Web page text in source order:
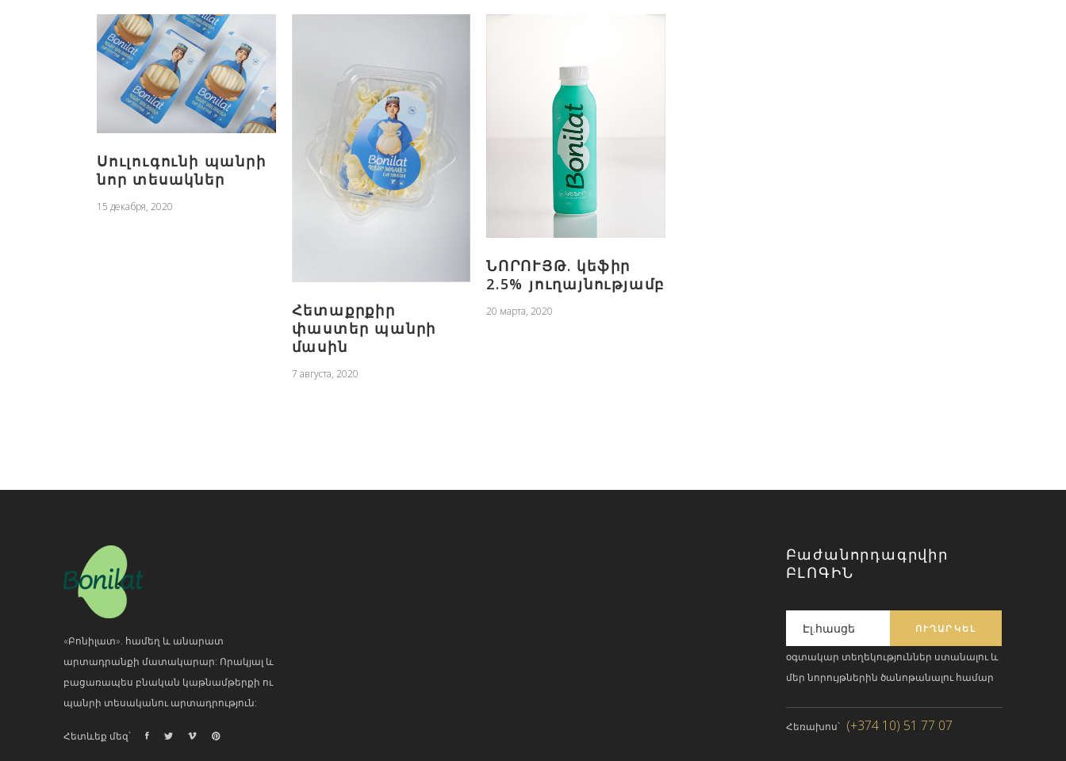
Սուլուգունի պանրի
նոր տեսակներ
15 декабря, 2020
Հետաքրքիր
փաստեր պանրի
մասին
7 августа, 2020
ՆՈՐՈՒՅԹ. կեֆիր
2.5% յուղայնությամբ
20 марта, 2020
«Բոնիլատ». համեղ և անարատ
արտադրանքի մատակարար: Որակյալ և
բացառապես բնական կաթնամթերքի ու
պանրի տեսականու արտադրություն:
Հետևեք մեզ՝
Բաժանորդագրվիր
ԲԼՈԳԻՆ
օգտակար տեղեկություններ ստանալու և
մեր նորույթներին ծանոթանալու համար
Հեռախոս՝ (+374 10) 51 77 07